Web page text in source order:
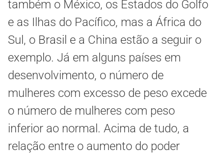
também o México, os Estados do Golfo
e as Ilhas do Pacífico, mas a África do
Sul, o Brasil e a China estão a seguir o
exemplo. Já em alguns países em
desenvolvimento, o número de
mulheres com excesso de peso excede
o número de mulheres com peso
inferior ao normal. Acima de tudo, a
relação entre o aumento do poder